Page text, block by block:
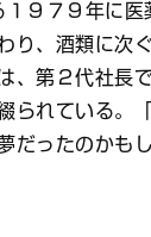
９７９年に医
り、酒類に次
第２代社長
られている。
だったのかも